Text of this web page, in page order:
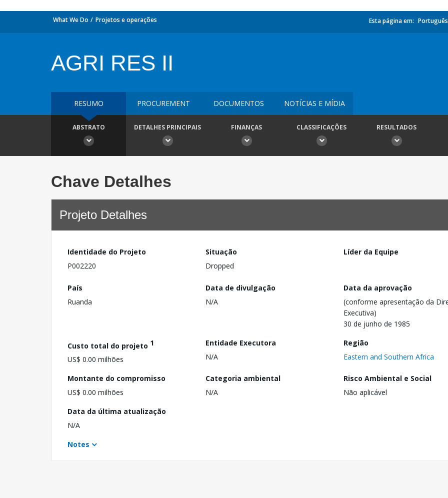
What We Do Projetos e operações Esta página em: Português
AGRI RES II
RESUMO PROCUREMENT DOCUMENTOS NOTÍCIAS E MÍDIA
ABSTRATO DETALHES PRINCIPAIS FINANÇAS CLASSIFICAÇÕES RESULTADOS
Chave Detalhes
Projeto Detalhes
Identidade do Projeto
P002220
Situação
Dropped
Líder da Equipe
País
Ruanda
Data de divulgação
N/A
Data da aprovação
(conforme apresentação da
Executiva)
30 de junho de 1985
Custo total do projeto 1
US$ 0.00 milhões
Entidade Executora
N/A
Região
Eastern and Southern Africa
Montante do compromisso
US$ 0.00 milhões
Categoria ambiental
N/A
Risco Ambiental e Social
Não aplicável
Data da última atualização
N/A
Notes